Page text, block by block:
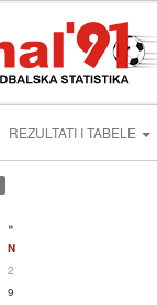
REZULTATI I TABELE
»
N
2
9